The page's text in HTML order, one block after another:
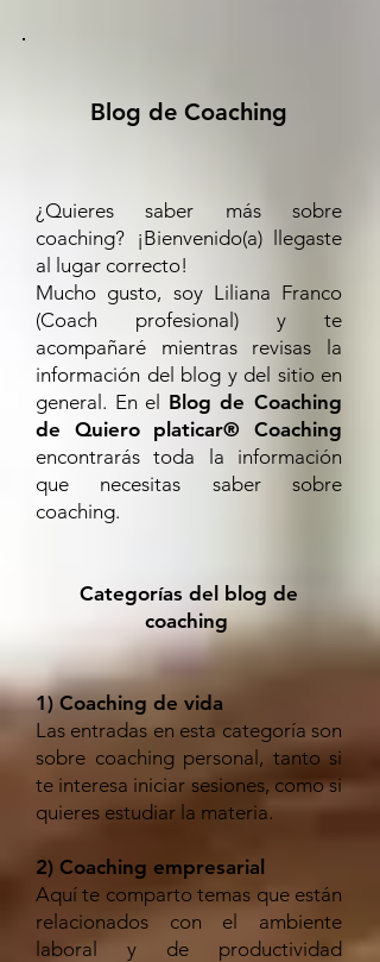
Blog de Coaching
¿Quieres saber más sobre
coaching? ¡Bienvenido(a) llegaste
al lugar correcto!
Mucho gusto, soy Liliana Franco
(Coach profesional) y te
acompañaré mientras revisas la
información del blog y del sitio en
general. En el Blog de Coaching
de Quiero platicar® Coaching
encontrarás toda la información
que necesitas saber sobre
coaching.
Categorías del blog de
coaching
1) Coaching de vida
Las entradas en esta categoría son
sobre coaching personal, tanto si
te interesa iniciar sesiones, como si
quieres estudiar la materia.
2) Coaching empresarial
Aquí te comparto temas que están
relacionados con el ambiente
laboral y de productividad